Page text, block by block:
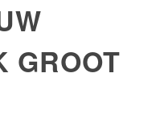
GROOT